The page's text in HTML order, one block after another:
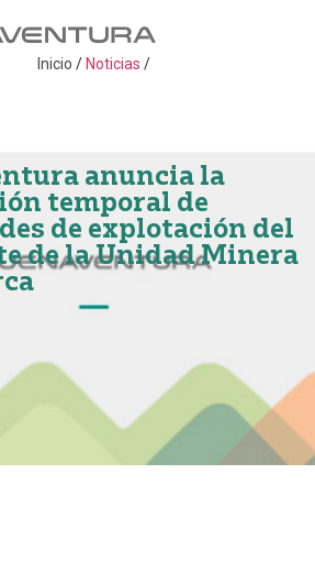
Inicio / Noticias /
anuncia la
temporal de
de explotación del
de la Unidad Minera